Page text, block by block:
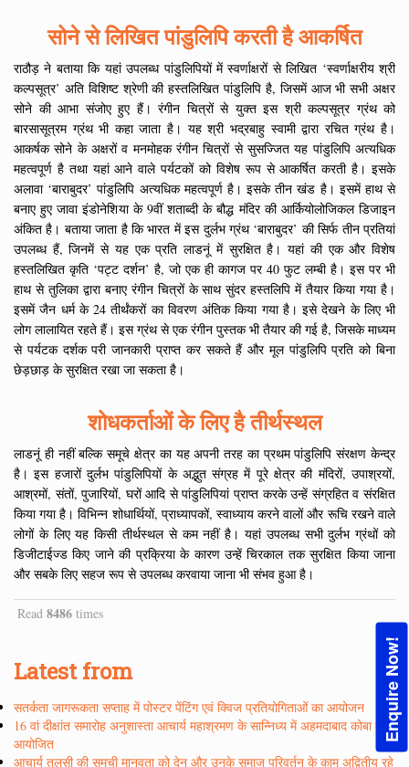
Enquire Now!
सोने से लिखित पांडुलिपि करती है आकर्षित
राठौड़ ने बताया कि यहां उपलब्ध पांडुलिपियों में स्वर्णाक्षरों से लिखित ‘स्वर्णाक्षरीय श्री
कल्पसूत्र’ अति विशिष्ट श्रेणी की हस्तलिखित पांडुलिपि है, जिसमें आज भी सभी अक्षर
सोने की आभा संजोए हुए हैं। रंगीन चित्रों से युक्त इस श्री कल्पसूत्र ग्रंथ को
बारसासूत्रम ग्रंथ भी कहा जाता है। यह श्री भद्रबाहु स्वामी द्वारा रचित ग्रंथ है।
आकर्षक सोने के अक्षरों व मनमोहक रंगीन चित्रों से सुसज्जित यह पांडुलिपि अत्यधिक
महत्वपूर्ण है तथा यहां आने वाले पर्यटकों को विशेष रूप से आकर्षित करती है। इसके
अलावा ‘बाराबुदर’ पांडुलिपि अत्यधिक महत्वपूर्ण है। इसके तीन खंड है। इसमें हाथ से
बनाए हुए जावा इंडोनेशिया के 9वीं शताब्दी के बौद्ध मंदिर की आर्कियोलोजिकल डिजाइन
अंकित है। बताया जाता है कि भारत में इस दुर्लभ ग्रंथ ‘बाराबुदर’ की सिर्फ तीन प्रतियां
उपलब्ध हैं, जिनमें से यह एक प्रति लाडनूं में सुरक्षित है। यहां की एक और विशेष
हस्तलिखित कृति ‘पट्ट दर्शन’ है, जो एक ही कागज पर 40 फुट लम्बी है। इस पर भी
हाथ से तुलिका द्वारा बनाए रंगीन चित्रों के साथ सुंदर हस्तलिपि में तैयार किया गया है।
इसमें जैन धर्म के 24 तीर्थंकरों का विवरण अंतिक किया गया है। इसे देखने के लिए भी
लोग लालायित रहते हैं। इस ग्रंथ से एक रंगीन पुस्तक भी तैयार की गई है, जिसके माध्यम
से पर्यटक दर्शक परी जानकारी प्राप्त कर सकते हैं और मूल पांडुलिपि प्रति को बिना
छेड़छाड़ के सुरक्षित रखा जा सकता है।
शोधकर्ताओं के लिए है तीर्थस्थल
लाडनूं ही नहीं बल्कि समूचे क्षेत्र का यह अपनी तरह का प्रथम पांडुलिपि संरक्षण केन्द्र
है। इस हजारों दुर्लभ पांडुलिपियों के अद्भुत संग्रह में पूरे क्षेत्र की मंदिरों, उपाश्रयों,
आश्रमों, संतों, पुजारियों, घरों आदि से पांडुलिपियां प्राप्त करके उन्हें संग्रहित व संरक्षित
किया गया है। विभिन्न शोधार्थियों, प्राध्यापकों, स्वाध्याय करने वालों और रूचि रखने वाले
लोगों के लिए यह किसी तीर्थस्थल से कम नहीं है। यहां उपलब्ध सभी दुर्लभ ग्रंथों को
डिजीटाईज्ड किए जाने की प्रक्रिया के कारण उन्हें चिरकाल तक सुरक्षित किया जाना
और सबके लिए सहज रूप से उपलब्ध करवाया जाना भी संभव हुआ है।
Read 8486 times
Latest from
सतर्कता जागरूकता सप्ताह में पोस्टर पेंटिंग एवं क्विज प्रतियोगिताओं का आयोजन
16 वां दीक्षांत समारोह अनुशास्ता आचार्य महाश्रमण के सान्निध्य में अहमदाबाद कोबा में
आयोजित
आचार्य तुलसी की समूची मानवता को देन और उनके समाज परिवर्तन के काम अद्वितीय रहे